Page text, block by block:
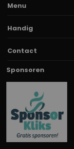
Menu
Handig
Contact
Sponsoren